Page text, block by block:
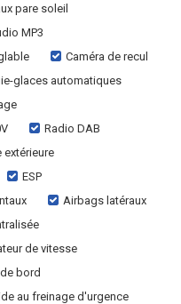
pare soleil
MP3
Caméra de recul
glaces automatiques
Radio DAB
extérieure
ESP
Airbags latéraux
de vitesse
bord
au freinage d'urgence